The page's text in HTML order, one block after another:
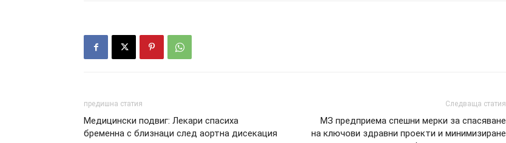
предишна статия
Медицински подвиг: Лекари спасиха
бременна с близнаци след аортна дисекация
Следваща статия
МЗ предприема спешни мерки за спасяване
на ключови здравни проекти и минимизиране